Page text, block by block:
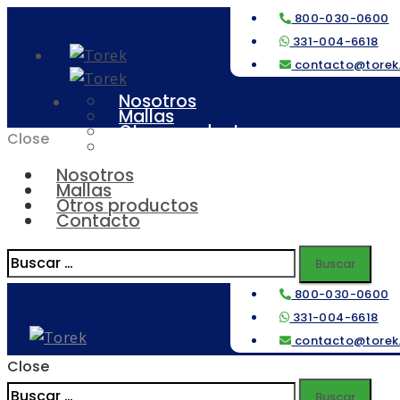
800-030-0600
331-004-6618
Nosotros
Mallas
Otros productos
Close
Nosotros
Mallas
Otros productos
Contacto
800-030-0600
331-004-6618
Close